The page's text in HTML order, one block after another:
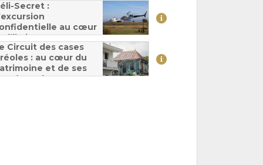
Secret :
au cœur
l’île intense
Circuit des cases
: au cœur du
et de ses
thermaux